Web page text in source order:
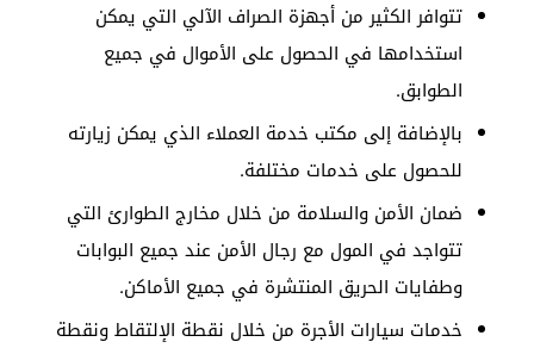
تتوافر الكثير من أجهزة الصراف الآلي التي يمكن
استخدامها في الحصول على الأموال في جميع
الطوابق.
بالإضافة إلى مكتب خدمة العملاء الذي يمكن زيارته
للحصول على خدمات مختلفة.
ضمان الأمن والسلامة من خلال مخارج الطوارئ التي
تتواجد في المول مع رجال الأمن عند جميع البوابات
وطفايات الحريق المنتشرة في جميع الأماكن.
خدمات سيارات الأجرة من خلال نقطة الإلتقاط ونقطة